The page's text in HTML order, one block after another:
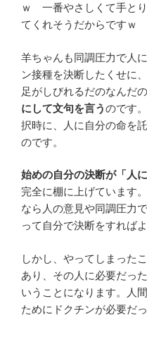
ｗ 一番やさしくて手と
てくれそうだからですｗ
羊ちゃんも同調圧力で人
ン接種を決断したくせに
足がしびれるだのなんだ
にして文句を言うのです
択時に、人に自分の命を
のです。
始めの自分の決断が「人に
完全に棚に上げています
なら人の意見や同調圧力
って自分で決断をすれば
しかし、やってしまった
あり、その人に必要だっ
いうことになります。人
ためにドクチンが必要だ